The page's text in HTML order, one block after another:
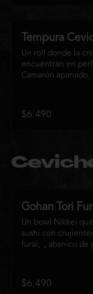
Tempura
Un roll donde la
encuentran en
Camarón apanado,
corona con salmón
tempura, cebolla
logrando una
equilibrada y
$6.490
Gohan Tori
Un bowl Nikkei
sushi con
furai,  , abanico de
sabores que
fresco y lo
$6.490